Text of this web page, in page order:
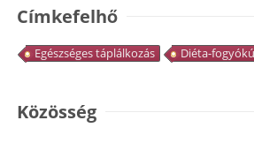
Címkefelhő
Egészséges táplálkozás Diéta-
Közösség